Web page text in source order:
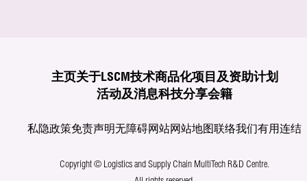
主页关于LSCM技术商品化项目及资助计划
活动及消息科技分享会籍
私隐政策免责声明无障碍网站网站地图联络我们有用连结
Copyright © Logistics and Supply Chain MultiTech R&D Centre.